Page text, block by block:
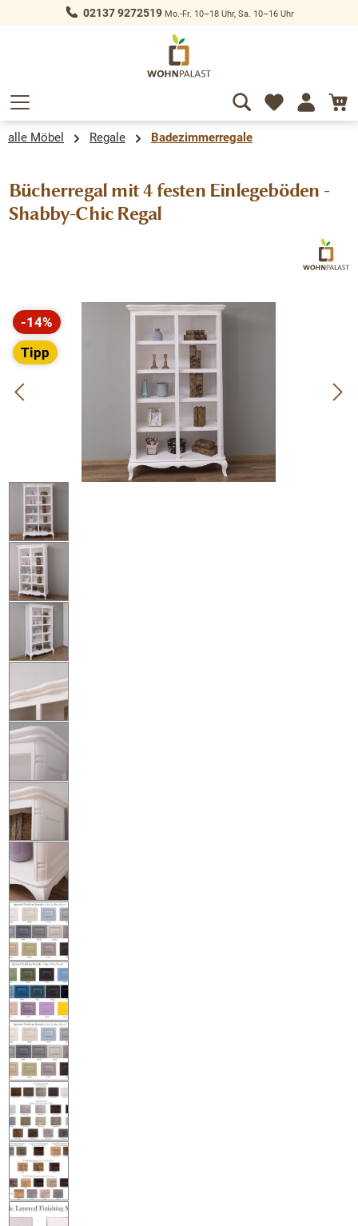
springen 02137 9272519Mo.-Fr. 10–18 Uhr, Sa. 10–16 Uhr
alle Möbel Regale Badezimmerregale
Bücherregal mit 4 festen Einlegeböden -
Shabby-Chic Regal
Bildergalerie überspringen
-14%
Rabatt
Tipp